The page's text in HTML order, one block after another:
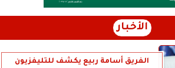
الأخبار
الفريق أسامة ربيع يكشف للتليفزيون